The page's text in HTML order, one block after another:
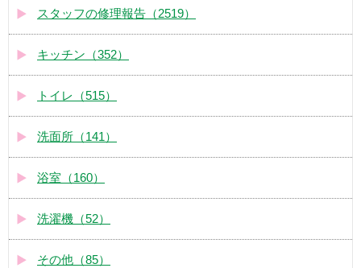
スタッフの修理報告（2519）
キッチン（352）
トイレ（515）
洗面所（141）
浴室（160）
洗濯機（52）
その他（85）